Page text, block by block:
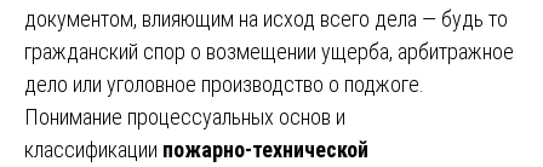
документом, влияющим на исход всего дела — будь то
гражданский спор о возмещении ущерба, арбитражное
дело или уголовное производство о поджоге.
Понимание процессуальных основ и
классификации пожарно-технической